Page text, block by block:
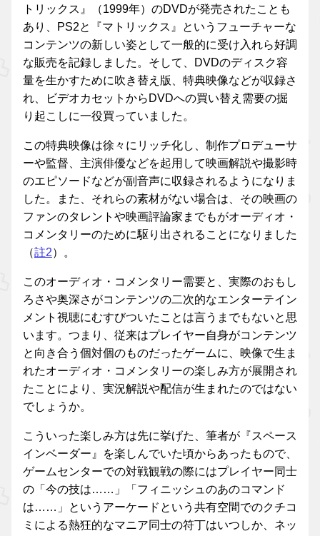
トリックス』（1999年）のDVDが発売されたことも
あり、PS2と『マトリックス』というフューチャーな
コンテンツの新しい姿として一般的に受け入れら好調
な販売を記録しました。そして、DVDのディスク容
量を生かすために吹き替え版、特典映像などが収録さ
れ、ビデオカセットからDVDへの買い替え需要の掘
り起こしに一役買っていました。
この特典映像は徐々にリッチ化し、制作プロデューサ
ーや監督、主演俳優などを起用して映画解説や撮影時
のエピソードなどが副音声に収録されるようになりま
した。また、それらの素材がない場合は、その映画の
ファンのタレントや映画評論家までもがオーディオ・
コメンタリーのために駆り出されることになりました
（註2）。
このオーディオ・コメンタリー需要と、実際のおもし
ろさや奥深さがコンテンツの二次的なエンターテイン
メント視聴にむすびついたことは言うまでもないと思
います。つまり、従来はプレイヤー自身がコンテンツ
と向き合う個対個のものだったゲームに、映像で生ま
れたオーディオ・コメンタリーの楽しみ方が展開され
たことにより、実況解説や配信が生まれたのではない
でしょうか。
こういった楽しみ方は先に挙げた、筆者が『スペース
インベーダー』を楽しんでいた頃からあったもので、
ゲームセンターでの対戦観戦の際にはプレイヤー同士
の「今の技は……」「フィニッシュのあのコマンド
は……」というアーケードという共有空間でのクチコ
ミによる熱狂的なマニア同士の符丁はいつしか、ネッ